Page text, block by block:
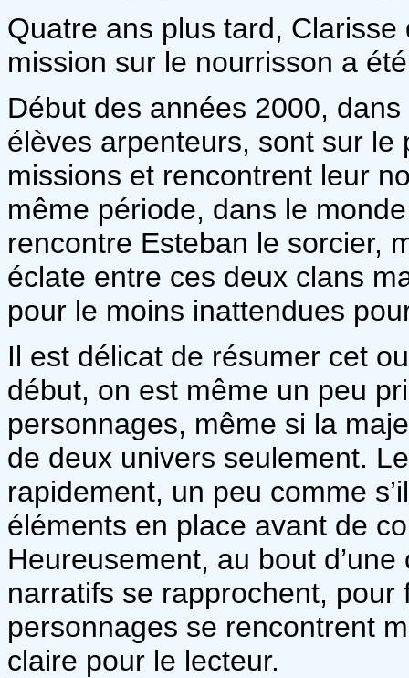
Quatre ans plus tard,
mission sur le nourrisson a
Début des années 2000,
élèves arpenteurs, sont sur
missions et rencontrent leur
même période, dans le
rencontre Esteban le sorcier,
éclate entre ces deux clans
pour le moins inattendues
Il est délicat de résumer cet
début, on est même un peu
personnages, même si la
de deux univers seulement.
rapidement, un peu comme
éléments en place avant de
Heureusement, au bout
narratifs se rapprochent, pour
personnages se rencontrent
claire pour le lecteur.